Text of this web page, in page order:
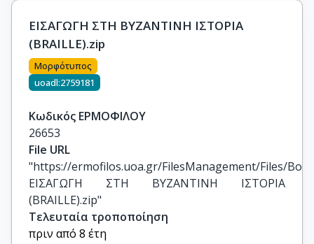
ΕΙΣΑΓΩΓΗ ΣΤΗ ΒΥΖΑΝΤΙΝΗ ΙΣΤΟΡΙΑ
(BRAILLE).zip
Μορφότυπος
uoadl:2759181
Κωδικός ΕΡΜΟΦΙΛΟΥ
26653
File URL
"https://ermofilos.uoa.gr/FilesManagement/Files/
ΕΙΣΑΓΩΓΗ ΣΤΗ ΒΥΖΑΝΤΙΝΗ ΙΣΤΟΡΙΑ
(BRAILLE).zip"
Τελευταία τροποποίηση
πριν από 8 έτη